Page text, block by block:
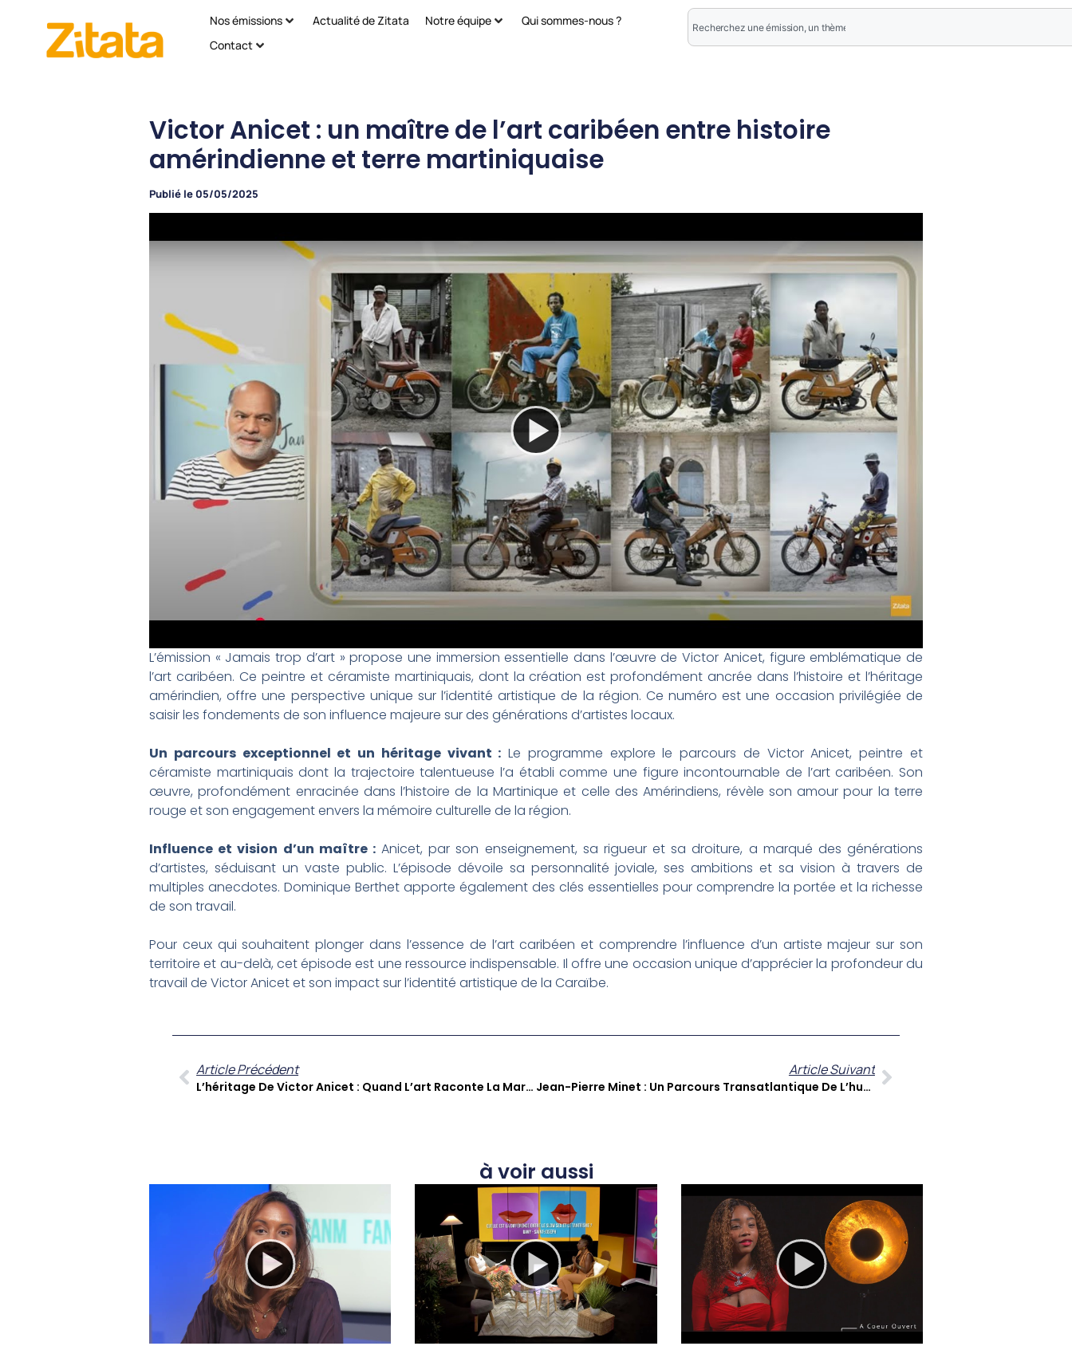
Nos émissions Actualité de Zitata Notre équipe
Qui sommes-nous ?
Contact
Victor Anicet : un maître de l’art caribéen entre histoire
amérindienne et terre martiniquaise
Publié le 05/05/2025
L’émission « Jamais trop d’art » propose une immersion essentielle dans l’œuvre de Victor Anicet, figure emblématique de
l’art caribéen. Ce peintre et céramiste martiniquais, dont la création est profondément ancrée dans l’histoire et l’héritage
amérindien, offre une perspective unique sur l’identité artistique de la région. Ce numéro est une occasion privilégiée de
saisir les fondements de son influence majeure sur des générations d’artistes locaux.
Un parcours exceptionnel et un héritage vivant : Le programme explore le parcours de Victor Anicet, peintre et
céramiste martiniquais dont la trajectoire talentueuse l’a établi comme une figure incontournable de l’art caribéen. Son
œuvre, profondément enracinée dans l’histoire de la Martinique et celle des Amérindiens, révèle son amour pour la terre
rouge et son engagement envers la mémoire culturelle de la région.
Influence et vision d’un maître :Anicet, par son enseignement, sa rigueur et sa droiture, a marqué des générations
d’artistes, séduisant un vaste public. L’épisode dévoile sa personnalité joviale, ses ambitions et sa vision à travers de
multiples anecdotes. Dominique Berthet apporte également des clés essentielles pour comprendre la portée et la richesse
de son travail.
Pour ceux qui souhaitent plonger dans l’essence de l’art caribéen et comprendre l’influence d’un artiste majeur sur son
territoire et au-delà, cet épisode est une ressource indispensable. Il offre une occasion unique d’apprécier la profondeur du
travail de Victor Anicet et son impact sur l’identité artistique de la Caraïbe.
Article Précédent
L’héritage De Victor Anicet : Quand L’art Raconte La Martinique
Article Suivant
Jean-Pierre Minet : Un Parcours Transatlantique De L’humanitaire À L’art Vodoun Caribéen
à voir aussi